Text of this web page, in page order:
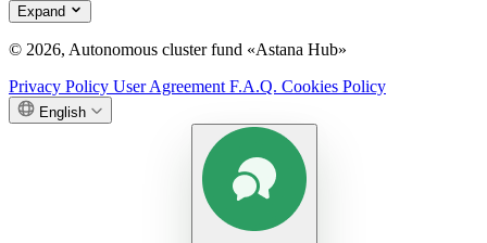
Expand
© 2026, Autonomous cluster fund «Astana Hub»
Privacy Policy User Agreement F.A.Q. Cookies Policy
English